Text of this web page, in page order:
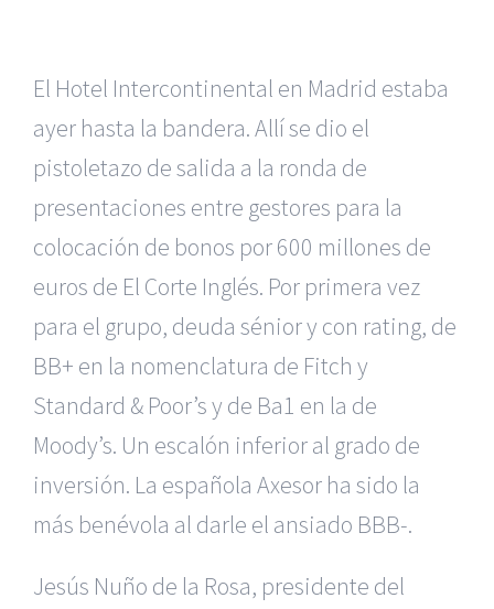
El Hotel Intercontinental en Madrid estaba
ayer hasta la bandera. Allí se dio el
pistoletazo de salida a la ronda de
presentaciones entre gestores para la
colocación de bonos por 600 millones de
euros de El Corte Inglés. Por primera vez
para el grupo, deuda sénior y con rating, de
BB+ en la nomenclatura de Fitch y
Standard & Poor’s y de Ba1 en la de
Moody’s. Un escalón inferior al grado de
inversión. La española Axesor ha sido la
más benévola al darle el ansiado BBB-.
Jesús Nuño de la Rosa, presidente del